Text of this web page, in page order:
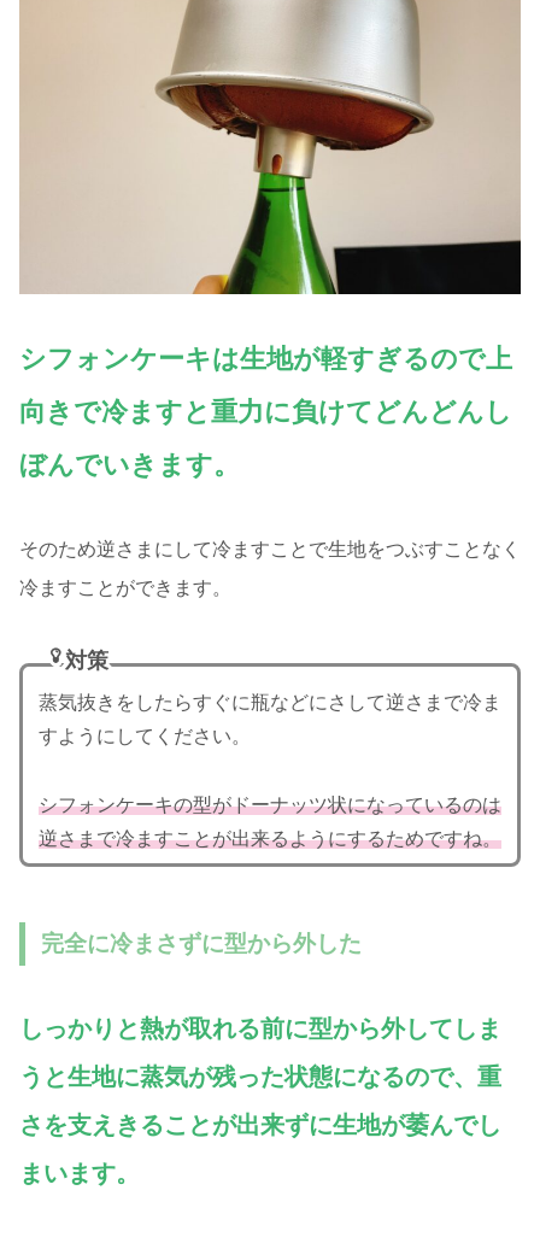
シフォンケーキは生地が軽すぎるので上
向きで冷ますと重力に負けてどんどんし
ぼんでいきます。
そのため逆さまにして冷ますことで生地をつぶすことなく
冷ますことができます。
対策
蒸気抜きをしたらすぐに瓶などにさして逆さまで冷ま
すようにしてください。
シフォンケーキの型がドーナッツ状になっているのは
逆さまで冷ますことが出来るようにするためですね。
完全に冷まさずに型から外した
しっかりと熱が取れる前に型から外してしま
うと生地に蒸気が残った状態になるので、重
さを支えきることが出来ずに生地が萎んでし
まいます。